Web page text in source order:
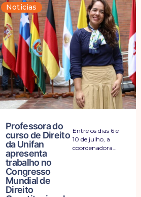
Entre os dias 6 e
10 de julho, a
coordenadora…